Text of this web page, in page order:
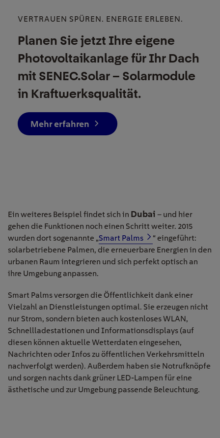
VERTRAUEN SPÜREN. ENERGIE ERLEBEN.
Planen Sie jetzt Ihre eigene
Photovoltaikanlage für Ihr Dach
mit SENEC.Solar – Solarmodule
in Kraftwerksqualität.
Mehr erfahren
Ein weiteres Beispiel findet sich in Dubai – und hier
gehen die Funktionen noch einen Schritt weiter. 2015
wurden dort sogenannte „Smart Palms
“ eingeführt:
solarbetriebene Palmen, die erneuerbare Energien in den
urbanen Raum integrieren und sich perfekt optisch an
ihre Umgebung anpassen.
Smart Palms versorgen die Öffentlichkeit dank einer
Vielzahl an Dienstleistungen optimal. Sie erzeugen nicht
nur Strom, sondern bieten auch kostenloses WLAN,
Schnellladestationen und Informationsdisplays (auf
diesen können aktuelle Wetterdaten eingesehen,
Nachrichten oder Infos zu öffentlichen Verkehrsmitteln
nachverfolgt werden). Außerdem haben sie Notrufknöpfe
und sorgen nachts dank grüner LED-Lampen für eine
ästhetische und zur Umgebung passende Beleuchtung.